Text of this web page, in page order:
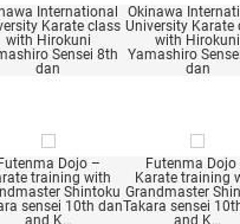
International
Karate class
with Hirokuni
Sensei 8th
dan
Okinawa
University Karate
with Hirokuni
Yamashiro
dan
Futenma Dojo –
training with
Shintoku
sensei 10th dan
and K…
Futenma
Karate training
Grandmaster
Takara sensei
and K…